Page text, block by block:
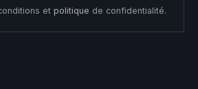
et politique de confidentialité.